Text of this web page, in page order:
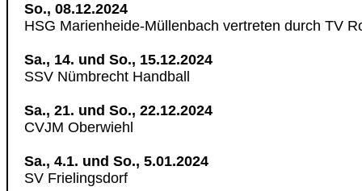
So., 08.12.2024
HSG Marienheide-Müllenbach vertreten durch TV
Sa., 14. und So., 15.12.2024
SSV Nümbrecht Handball
Sa., 21. und So., 22.12.2024
CVJM Oberwiehl
Sa., 4.1. und So., 5.01.2024
SV Frielingsdorf